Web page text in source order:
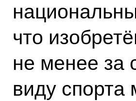
что
не менее за
виду спорта